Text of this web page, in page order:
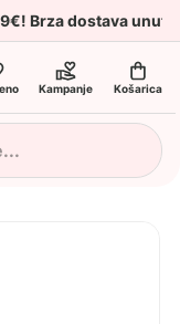
Brza dostava
Kampanje Košarica